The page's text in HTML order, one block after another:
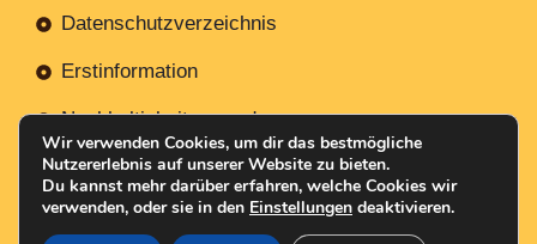
Datenschutzverzeichnis
Erstinformation
Nachhaltigkeitsverordnung
Wir verwenden Cookies, um dir das bestmögliche
Nutzererlebnis auf unserer Website zu bieten.
Du kannst mehr darüber erfahren, welche Cookies wir
verwenden, oder sie in den Einstellungen deaktivieren.